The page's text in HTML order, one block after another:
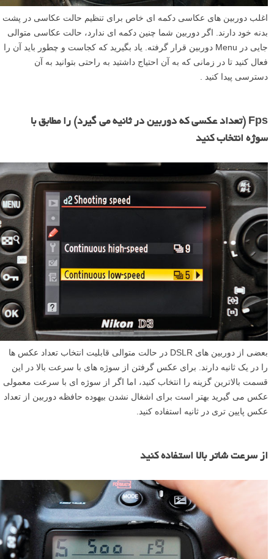
اغلب دوربین های عکاسی دکمه ای خاص برای تنظیم حالت عکاسی در پشت
بدنه خود دارند. اگر دوربین شما چنین دکمه ای ندارد، حالت عکاسی متوالی
جایی در Menu دوربین قرار گرفته. یاد بگیرید که کجاست و چطور باید آن را
فعال کنید تا در زمانی که به آن احتیاج داشتید به راحتی بتوانید به آن
دسترسی پیدا کنید .
Fps (تعداد عکسی که دوربین در ثانیه می گیرد) را مطابق با
سوژه انتخاب کنید
بعضی از دوربین های DSLR در حالت متوالی قابلیت انتخاب تعداد عکس ها
را در یک ثانیه دارند. برای عکس گرفتن از سوژه های با سرعت بالا در این
قسمت بالاترین گزینه را انتخاب کنید، اما اگر از سوژه ای با سرعت معمولی
عکس می گیرید بهتر است برای اشغال نشدن بیهوده حافظه دوربین از تعداد
عکس پایین تری در ثانیه استفاده کنید.
از سرعت شاتر بالا استفاده کنید